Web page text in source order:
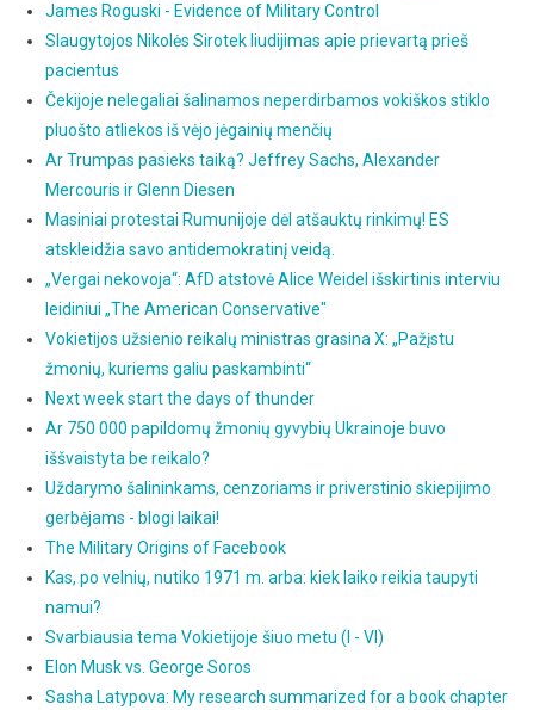
James Roguski - Evidence of Military Control
Slaugytojos Nikolės Sirotek liudijimas apie prievartą prieš
pacientus
Čekijoje nelegaliai šalinamos neperdirbamos vokiškos stiklo
pluošto atliekos iš vėjo jėgainių menčių
Ar Trumpas pasieks taiką? Jeffrey Sachs, Alexander
Mercouris ir Glenn Diesen
Masiniai protestai Rumunijoje dėl atšauktų rinkimų! ES
atskleidžia savo antidemokratinį veidą.
„Vergai nekovoja“: AfD atstovė Alice Weidel išskirtinis interviu
leidiniui „The American Conservative"
Vokietijos užsienio reikalų ministras grasina X: „Pažįstu
žmonių, kuriems galiu paskambinti“
Next week start the days of thunder
Ar 750 000 papildomų žmonių gyvybių Ukrainoje buvo
iššvaistyta be reikalo?
Uždarymo šalininkams, cenzoriams ir priverstinio skiepijimo
gerbėjams - blogi laikai!
The Military Origins of Facebook
Kas, po velnių, nutiko 1971 m. arba: kiek laiko reikia taupyti
namui?
Svarbiausia tema Vokietijoje šiuo metu (I - VI)
Elon Musk vs. George Soros
Sasha Latypova: My research summarized for a book chapter